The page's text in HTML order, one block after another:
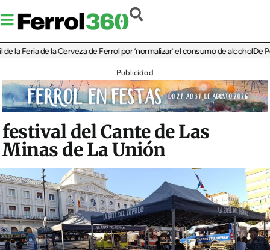
de la Cerveza de Ferrol por ‘normalizar’ el consumo de alcoholDe Perlío a
Publicidad
festival del Cante de Las
Minas de La Unión